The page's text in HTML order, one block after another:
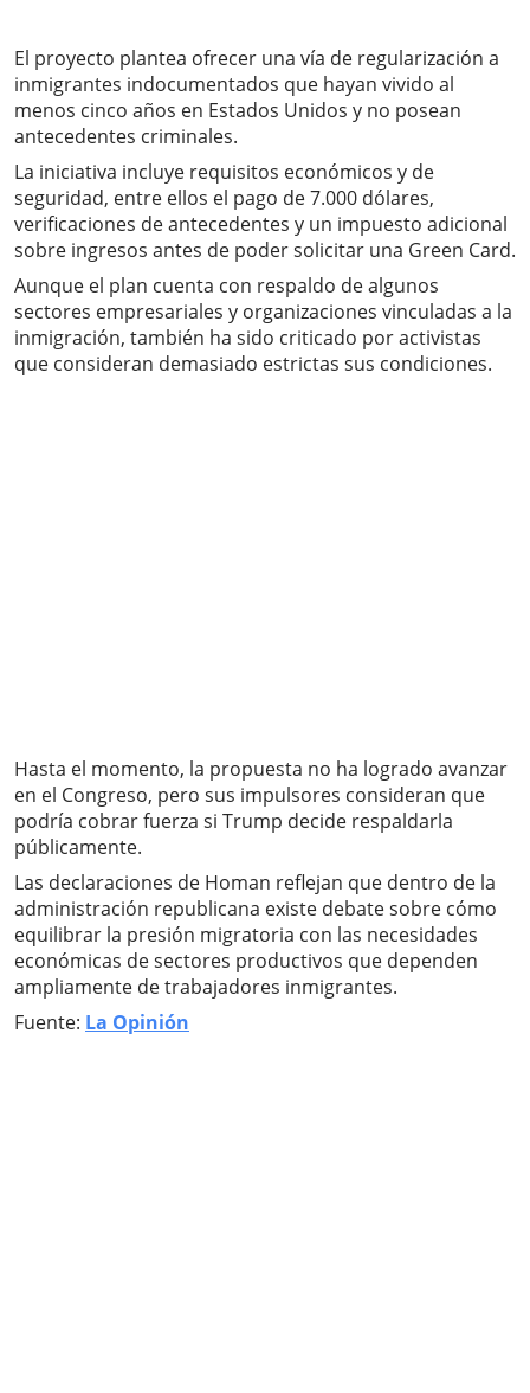
El proyecto plantea ofrecer una vía de regularización a
inmigrantes indocumentados que hayan vivido al
menos cinco años en Estados Unidos y no posean
antecedentes criminales.
La iniciativa incluye requisitos económicos y de
seguridad, entre ellos el pago de 7.000 dólares,
verificaciones de antecedentes y un impuesto adicional
sobre ingresos antes de poder solicitar una Green Card.
Aunque el plan cuenta con respaldo de algunos
sectores empresariales y organizaciones vinculadas a la
inmigración, también ha sido criticado por activistas
que consideran demasiado estrictas sus condiciones.
Hasta el momento, la propuesta no ha logrado avanzar
en el Congreso, pero sus impulsores consideran que
podría cobrar fuerza si Trump decide respaldarla
públicamente.
Las declaraciones de Homan reflejan que dentro de la
administración republicana existe debate sobre cómo
equilibrar la presión migratoria con las necesidades
económicas de sectores productivos que dependen
ampliamente de trabajadores inmigrantes.
Fuente: La Opinión